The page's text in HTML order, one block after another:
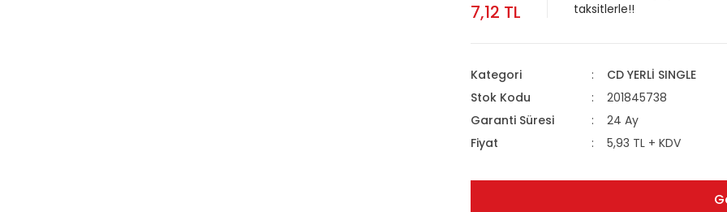
7,12 TL
taksitlerle!!
Kategori
CD YERLİ SINGLE
Stok Kodu
201845738
Garanti Süresi
24 Ay
Fiyat
5,93 TL + KDV